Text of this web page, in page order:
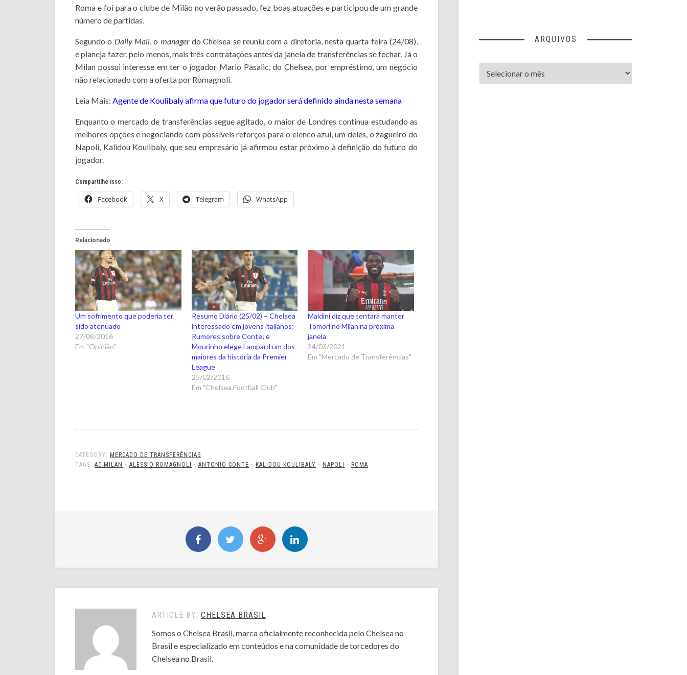
Roma e foi para o clube de Milão no verão passado, fez boas atuações e participou de um grande
número de partidas.
Segundo o Daily Mail, o managerdo Chelsea se reuniu com a diretoria, nesta quarta feira (24/08),
e planeja fazer, pelo menos, mais três contratações antes da janela de transferências se fechar. Já o
Milan possui interesse em ter o jogador Mario Pasalic, do Chelsea, por empréstimo, um negócio
não relacionado com a oferta por Romagnoli.
Leia Mais: Agente de Koulibaly afirma que futuro do jogador será definido ainda nesta semana
Enquanto o mercado de transferências segue agitado, o maior de Londres continua estudando as
melhores opções e negociando com possíveis reforços para o elenco azul, um deles, o zagueiro do
Napoli, Kalidou Koulibaly, que seu empresário já afirmou estar próximo à definição do futuro do
jogador.
Compartilhe isso:
Facebook X Telegram WhatsApp
Relacionado
Um sofrimento que poderia ter
sido atenuado
27/08/2016
Em "Opinião"
Resumo Diário (25/02) – Chelsea
interessado em jovens italianos;
Rumores sobre Conte; e
Mourinho elege Lampard um dos
maiores da história da Premier
League
25/02/2016
Em "Chelsea Football Club"
Maldini diz que tentará manter
Tomori no Milan na próxima
janela
24/03/2021
Em "Mercado de Transferências"
CATEGORY: MERCADO DE TRANSFERÊNCIAS
TAGS: AC MILAN • ALESSIO ROMAGNOLI • ANTONIO CONTE • KALIDOU KOULIBALY • NAPOLI • ROMA
ARTICLE BY: CHELSEA BRASIL
Somos o Chelsea Brasil, marca oficialmente reconhecida pelo Chelsea no
Brasil e especializado em conteúdos e na comunidade de torcedores do
Chelsea no Brasil.
ARQUIVOS